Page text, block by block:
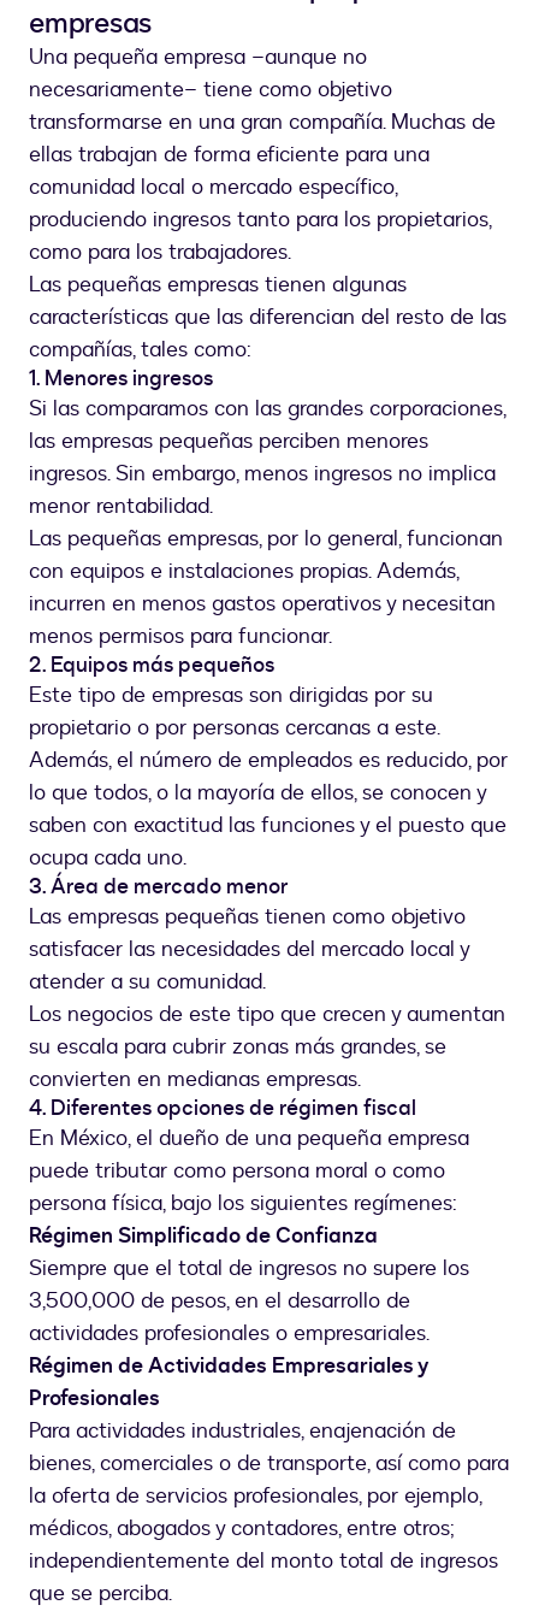
empresas
Una pequeña empresa –aunque no
necesariamente– tiene como objetivo
transformarse en una gran compañía. Muchas de
ellas trabajan de forma eficiente para una
comunidad local o mercado específico,
produciendo ingresos tanto para los propietarios,
como para los trabajadores.
Las pequeñas empresas tienen algunas
características que las diferencian del resto de las
compañías, tales como:
1. Menores ingresos
Si las comparamos con las grandes corporaciones,
las empresas pequeñas perciben menores
ingresos. Sin embargo, menos ingresos no implica
menor rentabilidad.
Las pequeñas empresas, por lo general, funcionan
con equipos e instalaciones propias. Además,
incurren en menos gastos operativos y necesitan
menos permisos para funcionar.
2. Equipos más pequeños
Este tipo de empresas son dirigidas por su
propietario o por personas cercanas a este.
Además, el número de empleados es reducido, por
lo que todos, o la mayoría de ellos, se conocen y
saben con exactitud las funciones y el puesto que
ocupa cada uno.
3. Área de mercado menor
Las empresas pequeñas tienen como objetivo
satisfacer las necesidades del mercado local y
atender a su comunidad.
Los negocios de este tipo que crecen y aumentan
su escala para cubrir zonas más grandes, se
convierten en medianas empresas.
4. Diferentes opciones de régimen fiscal
En México, el dueño de una pequeña empresa
puede tributar como persona moral o como
persona física, bajo los siguientes regímenes:
Régimen Simplificado de Confianza
Siempre que el total de ingresos no supere los
3,500,000 de pesos, en el desarrollo de
actividades profesionales o empresariales.
Régimen de Actividades Empresariales y
Profesionales
Para actividades industriales, enajenación de
bienes, comerciales o de transporte, así como para
la oferta de servicios profesionales, por ejemplo,
médicos, abogados y contadores, entre otros;
independientemente del monto total de ingresos
que se perciba.